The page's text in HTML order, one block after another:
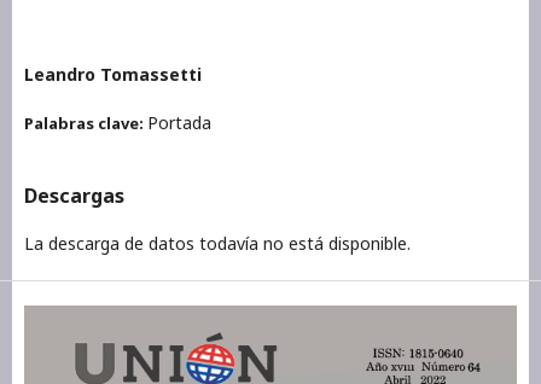
Leandro Tomassetti
Palabras clave: Portada
Descargas
La descarga de datos todavía no está disponible.